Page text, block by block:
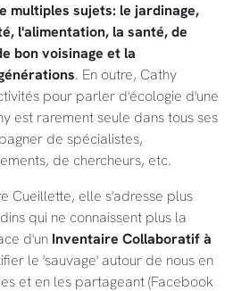
multiples sujets: le jardinage,
l'alimentation, la santé, de
bon voisinage et la
. En outre, Cathy
pour parler d'écologie d'une
est rarement seule dans tous ses
de spécialistes,
de chercheurs, etc.
Cueillette, elle s'adresse plus
qui ne connaissent plus la
d'un Inventaire Collaboratif à
le 'sauvage' autour de nous en
et en les partageant (Facebook